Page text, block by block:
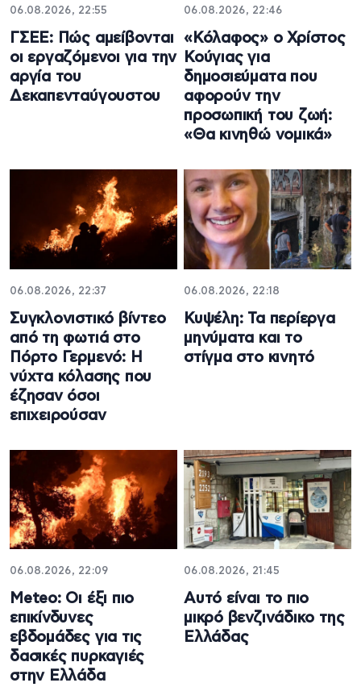
06.08.2026, 22:55
ΓΣΕΕ: Πώς αμείβονται
οι εργαζόμενοι για την
αργία του
Δεκαπενταύγουστου
06.08.2026, 22:46
«Κόλαφος» ο Χρίστος
Κούγιας για
δημοσιεύματα που
αφορούν την
προσωπική του ζωή:
«Θα κινηθώ νομικά»
06.08.2026, 22:37
Συγκλονιστικό βίντεο
από τη φωτιά στο
Πόρτο Γερμενό: Η
νύχτα κόλασης που
έζησαν όσοι
επιχειρούσαν
06.08.2026, 22:18
Κυψέλη: Τα περίεργα
μηνύματα και το
στίγμα στο κινητό
06.08.2026, 22:09
Meteo: Οι έξι πιο
επικίνδυνες
εβδομάδες για τις
δασικές πυρκαγιές
στην Ελλάδα
06.08.2026, 21:45
Αυτό είναι το πιο
μικρό βενζινάδικο της
Ελλάδας